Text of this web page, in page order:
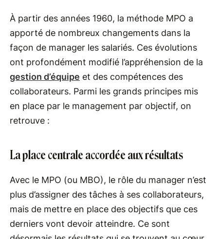
À partir des années 1960, la méthode MPO a
apporté de nombreux changements dans la
façon de manager les salariés. Ces évolutions
ont profondément modifié l’appréhension de la
gestion d’équipe et des compétences des
collaborateurs. Parmi les grands principes mis
en place par le management par objectif, on
retrouve :
La place centrale accordée aux résultats
Avec le MPO (ou MBO), le rôle du manager n’est
plus d’assigner des tâches à ses collaborateurs,
mais de mettre en place des objectifs que ces
derniers vont devoir atteindre. Ce sont